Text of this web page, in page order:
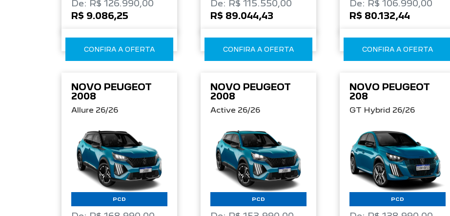
De: R$ 126.990,00
R$ 9.086,25
CONFIRA A OFERTA
De: R$ 115.550,00
R$ 89.044,43
CONFIRA A OFERTA
De: R$ 106.990,00
R$ 80.132,44
CONFIRA A OFERTA
NOVO PEUGEOT
2008
Allure 26/26
PCD
NOVO PEUGEOT
2008
Active 26/26
PCD
NOVO PEUGEOT
208
GT Hybrid 26/26
PCD